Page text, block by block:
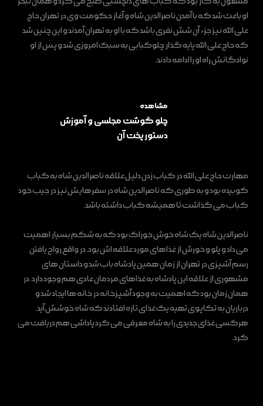
او باعث شد که با آمدن ناصرالدین شاه و آغاز حکومت وی در تهران حاج
علی الله نیز جزء آن شش نفری باشد که با او به تهران آمدند و این چنین شد
که حاج علی الله پایه گذار چلوکبابی به سبک امروزی شد و پس از او
نوادگانش راه او را ادامه دادند.
مشاهده
چلو گوشت مجلسی و آموزش
دستور پخت آن
مهارت حاج علی الله در کباب زدن دلیل علاقه ناصرالدین شاه به کباب
کوبیده بود و به طوری که ناصرالدین شاه در سفرهایش نیز در جیب خود
کباب می گذاشت تا همیشه کباب داشته باشد.
ناصرالدین شاه یک شاه خوش‌ خوراک بود که به شکم بسیار اهمیت
می داد و پلو و خورش از غذا‌های مورد علاقه‌ اش بود. در واقع رواج یافتن
رسم آشپزی در تهران از زمان همین پادشاه باب شد و داستان ‌های
مشهوری از علاقه این پادشاه به غذا‌های مردمان عادی هم وجود دارد. در
همان زمان بود که اهمیت به وجود آشپزخانه در خانه ها ایجاد شد و
درباریان به تکاپوی تهیه یک غذای تازه افتادند که شاه خوشش آید.
هرکسی غذای جدیدی را به شاه معرفی می ‌کرد پاداشی هم دریافت می‌
کرد.